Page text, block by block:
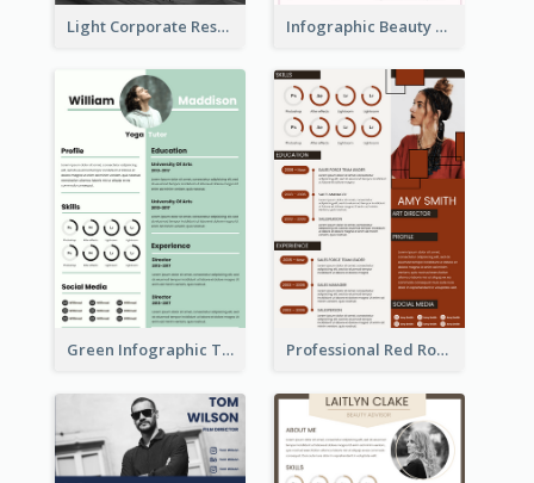
Light Corporate Resume Infographic Beauty Consultant Resume
Green Infographic Teacher Resume Professional Red Rouge Resume